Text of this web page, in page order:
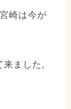
崎は今が
ました。